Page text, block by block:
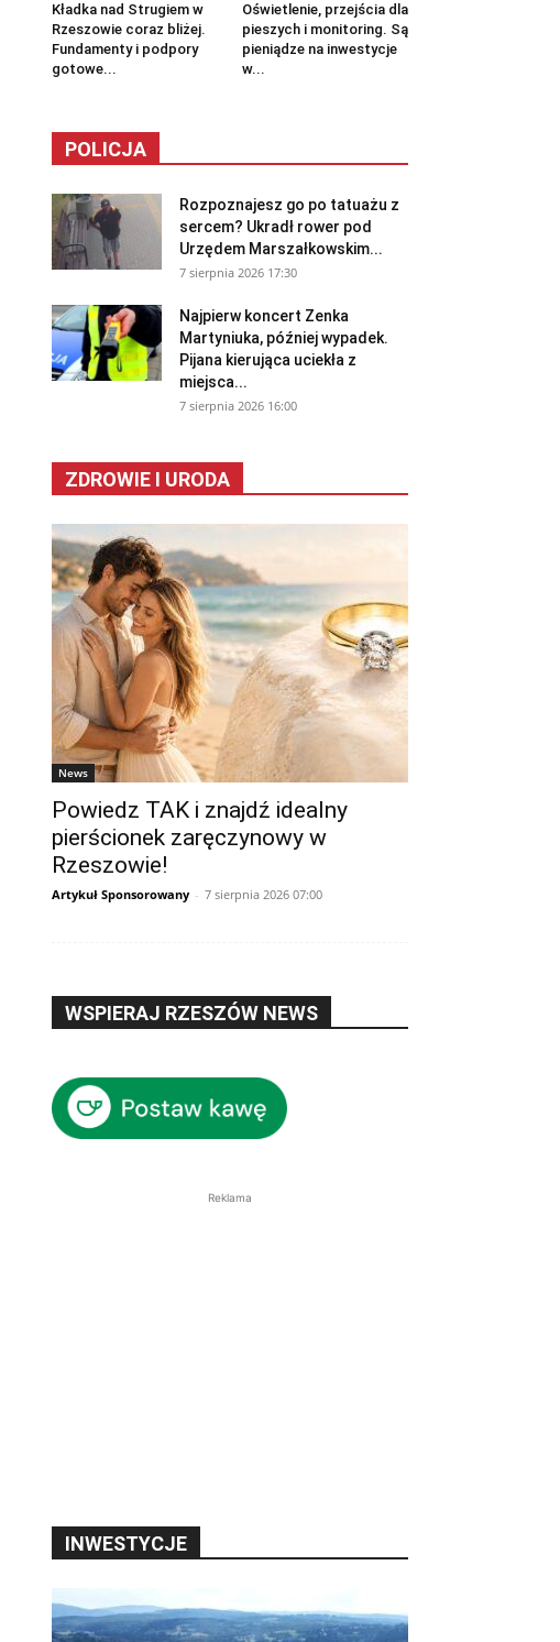
Kładka nad Strugiem w
Rzeszowie coraz bliżej.
Fundamenty i podpory
gotowe...
Oświetlenie, przejścia dla
pieszych i monitoring. Są
pieniądze na inwestycje
w...
POLICJA
Rozpoznajesz go po tatuażu z
sercem? Ukradł rower pod
Urzędem Marszałkowskim...
7 sierpnia 2026 17:30
Najpierw koncert Zenka
Martyniuka, później wypadek.
Pijana kierująca uciekła z
miejsca...
7 sierpnia 2026 16:00
ZDROWIE I URODA
News
Powiedz TAK i znajdź idealny
pierścionek zaręczynowy w
Rzeszowie!
Artykuł Sponsorowany - 7 sierpnia 2026 07:00
WSPIERAJ RZESZÓW NEWS
Reklama
INWESTYCJE